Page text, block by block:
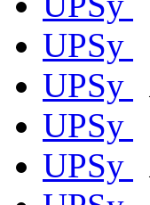
UPSy
UPSy
UPSy
UPSy